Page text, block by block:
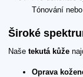
Tónování
Široké
Naše tekutá kůže
Oprava